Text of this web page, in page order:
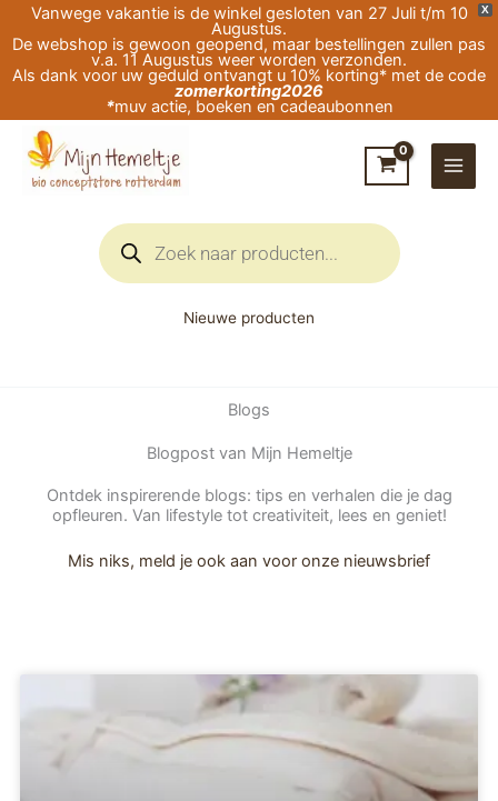
X
Vanwege vakantie is de winkel gesloten van 27 Juli t/m 10
Augustus.
De webshop is gewoon geopend, maar bestellingen zullen pas
v.a. 11 Augustus weer worden verzonden.
Als dank voor uw geduld ontvangt u 10% korting* met de code
zomerkorting2026
*muv actie, boeken en cadeaubonnen
naar
de
zoeken
Nieuwe producten
Blogs
Blogpost van Mijn Hemeltje
Ontdek inspirerende blogs: tips en verhalen die je dag
opfleuren. Van lifestyle tot creativiteit, lees en geniet!
Mis niks, meld je ook aan voor onze nieuwsbrief
Pagina
PaginaPagina